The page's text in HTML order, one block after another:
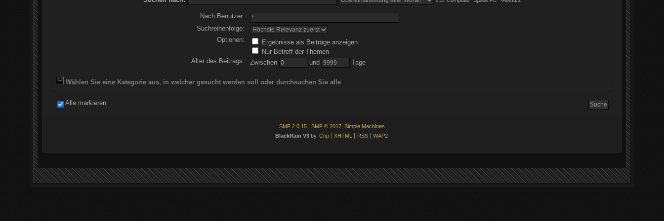
Nach Benutzer:
Suchreihenfolge:
Optionen:
Ergebnisse als Beiträge anzeigen
Nur Betreff der Themen
Alter des Beitrags:
Zwischen und Tage
Wählen Sie eine Kategorie aus, in welcher gesucht werden soll oder durchsuchen Sie alle
Alle markieren
SMF 2.0.15 | SMF © 2017 Simple Machines
BlackRain V3 by, Crip XHTML RSS WAP2